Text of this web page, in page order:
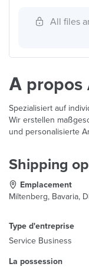
All files
À propos
Spezialisiert auf
Wir erstellen
und personalisierte
Shipping
Emplacement
Miltenberg, Bavaria,
Type d'entreprise
Service Business
La possession